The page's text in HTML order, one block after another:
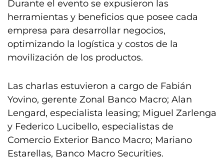
Durante el evento se expusieron las
herramientas y beneficios que posee cada
empresa para desarrollar negocios,
optimizando la logística y costos de la
movilización de los productos.
Las charlas estuvieron a cargo de Fabián
Yovino, gerente Zonal Banco Macro; Alan
Lengard, especialista leasing; Miguel Zarlenga
y Federico Lucibello, especialistas de
Comercio Exterior Banco Macro; Mariano
Estarellas, Banco Macro Securities.